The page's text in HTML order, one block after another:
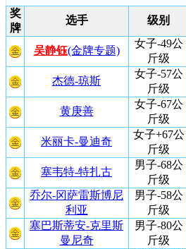
奖
牌
选手 级别
吴静钰(金牌专题)
女子-49公
斤级
杰德-琼斯
女子-57公
斤级
黄庚善
女子-67公
斤级
米丽卡-曼迪奇
女子+67公
斤级
塞韦特-特扎古
男子-68公
斤级
乔尔-冈萨雷斯博尼
利亚
男子-58公
斤级
塞巴斯蒂安-克里斯
曼尼奇
男子-80公
斤级